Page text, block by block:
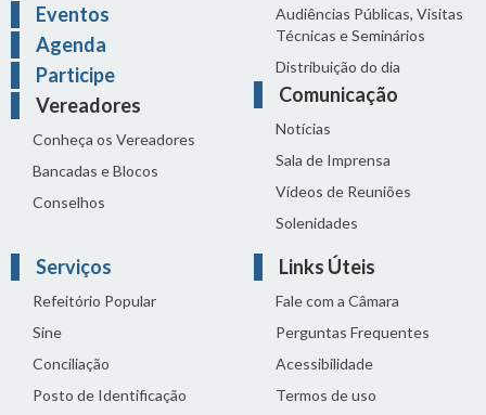
Eventos
Agenda
Participe
Vereadores
Conheça os Vereadores
Bancadas e Blocos
Conselhos
Audiências Públicas, Visitas
Técnicas e Seminários
Distribuição do dia
Comunicação
Notícias
Sala de Imprensa
Vídeos de Reuniões
Solenidades
Serviços
Refeitório Popular
Sine
Conciliação
Posto de Identificação
Links Úteis
Fale com a Câmara
Perguntas Frequentes
Acessibilidade
Termos de uso